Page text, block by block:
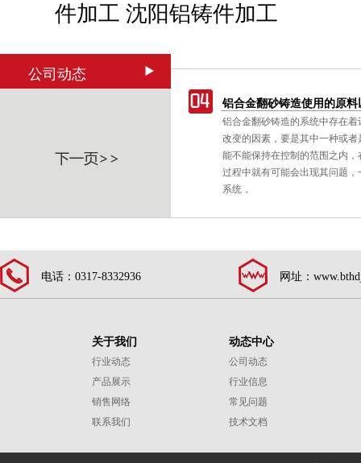
件加工 沈阳铝铸件加工
公司动态
机械工具设备上，以减低振动对操
铝合金翻砂铸造使用的原料
质
铝合金翻砂铸造的系统中存在着
改变的因素，要是其中一种或者
能不能保持在控制的范围之内，
过程中就有可能会出现其问题，
系统，
电话：0317-8332936 网址：
关于我们
行业动态
产品展示
销售网络
联系我们
动态中心
公司动态
行业信息
常见问题
技术文档